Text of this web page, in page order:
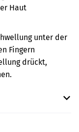
Haut
unter der
Fingern
drückt,